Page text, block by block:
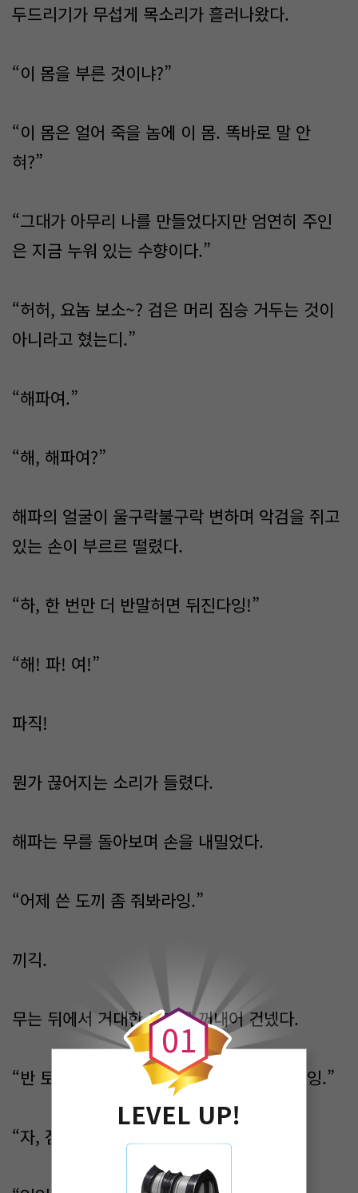
두드리기가 무섭게 목소리가 흘러나왔다.
“이 몸을 부른 것이냐?”
“이 몸은 얼어 죽을 놈에 이 몸. 똑바로 말 안
혀?”
“그대가 아무리 나를 만들었다지만 엄연히 주인
은 지금 누워 있는 수향이다.”
“허허, 요놈 보소~? 검은 머리 짐승 거두는 것이
아니라고 혔는디.”
“해파여.”
“해, 해파여?”
해파의 얼굴이 울구락불구락 변하며 악검을 쥐고
있는 손이 부르르 떨렸다.
“하, 한 번만 더 반말허면 뒤진다잉!”
“해! 파! 여!”
파직!
뭔가 끊어지는 소리가 들렸다.
해파는 무를 돌아보며 손을 내밀었다.
“어제 쓴 도끼 좀 줘봐라잉.”
끼긱.
무는 뒤에서 거대한 도끼를 꺼내어 건넸다.
“반 토막 내서 불왕한테 확 던져줘야 쓰것다잉.”
“자, 잠깐!”
0
0
1
LEVEL UP!